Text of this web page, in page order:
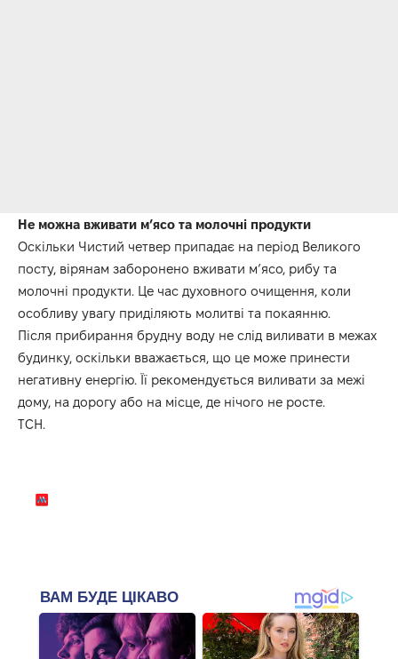
Не можна вживати м’ясо та молочні продукти
Оскільки Чистий четвер припадає на період Великого
посту, вірянам заборонено вживати м’ясо, рибу та
молочні продукти. Це час духовного очищення, коли
особливу увагу приділяють молитві та покаянню.
Після прибирання брудну воду не слід виливати в межах
будинку, оскільки вважається, що це може принести
негативну енергію. Її рекомендується виливати за межі
дому, на дорогу або на місце, де нічого не росте.
ТСН.